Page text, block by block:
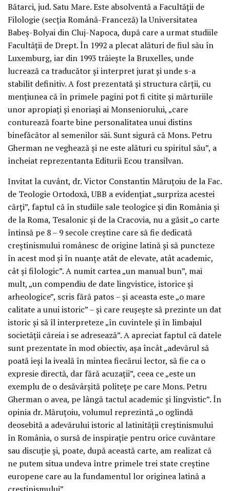
Bătarci, jud. Satu Mare. Este absolventă a Facultății de
Filologie (secția Română-Franceză) la Universitatea
Babeș-Bolyai din Cluj-Napoca, după care a urmat studiile
Facultății de Drept. În 1992 a plecat alături de fiul său în
Luxemburg, iar din 1993 trăiește la Bruxelles, unde
lucrează ca traducător și interpret jurat și unde s-a
stabilit definitiv. A fost prezentată și structura cărții, cu
mențiunea că în primele pagini pot fi citite și mărturiile
unor apropiați și enoriași ai Monseniorului, „care
conturează foarte bine personalitatea unui distins
binefăcător al semenilor săi. Sunt sigură că Mons. Petru
Gherman ne veghează și ne este alături cu spiritul său”, a
încheiat reprezentanta Editurii Ecou transilvan.
Invitat la cuvânt, dr. Victor Constantin Măruțoiu de la Fac.
de Teologie Ortodoxă, UBB a evidențiat „surpriza acestei
cărți”, faptul că în studiile sale teologice și din România și
de la Roma, Tesalonic și de la Cracovia, nu a găsit „o carte
întinsă pe 8 – 9 secole creștine care să fie dedicată
creștinismului românesc de origine latină și să puncteze
în acest mod și în nuanțe atât de elevate, atât academic,
cât și filologic”. A numit cartea „un manual bun”, mai
mult, „un compendiu de date lingvistice, istorice și
arheologice”, scris fără patos – și aceasta este „o mare
calitate a unui istoric” – și care reușește să prezinte un dat
istoric și să îl interpreteze „în cuvintele și în limbajul
societății căreia i se adresează”. A apreciat faptul că datele
sunt prezentate în mod obiectiv, așa încât „adevărul să
poată ieși la iveală în mintea fiecărui lector, să fie ca o
expresie directă, dar fără acuzații”, ceea ce „este un
exemplu de o desăvârșită politețe pe care Mons. Petru
Gherman o avea, pe lângă tactul academic și lingvistic”. În
opinia dr. Măruțoiu, volumul reprezintă „o oglindă
deosebită a adevărului istoric al latinității creștinismului
în România, o sursă de inspirație pentru orice cuvântare
sau discuție și, poate, după această carte, am realizat că
ne putem situa undeva între primele trei state creștine
europene care au la fundamentul lor originea latină a